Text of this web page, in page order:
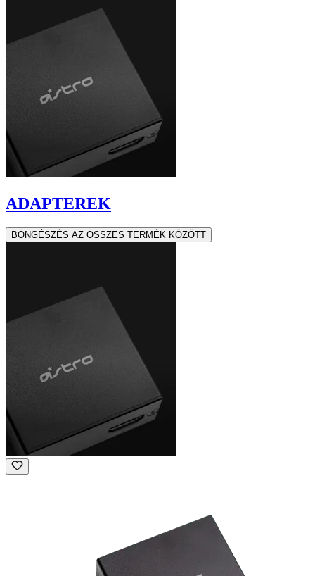
ADAPTEREK
BÖNGÉSZÉS AZ ÖSSZES TERMÉK KÖZÖTT